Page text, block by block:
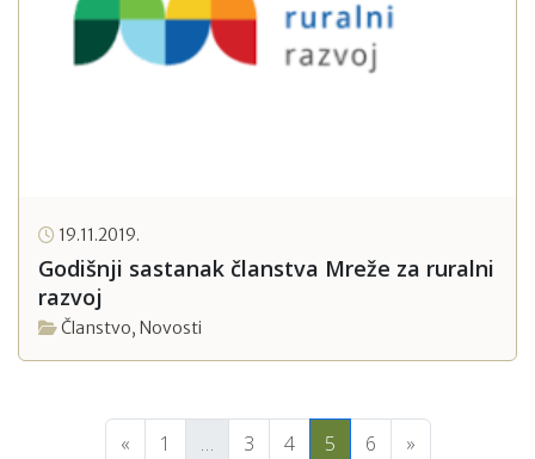
19.11.2019.
Godišnji sastanak članstva Mreže za ruralni
razvoj
Članstvo, Novosti
« 1 … 3 4 5 6 »